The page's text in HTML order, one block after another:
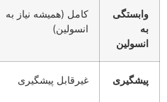
کامل (همیشه نیاز به
انسولین)
غیرقابل پیشگیری